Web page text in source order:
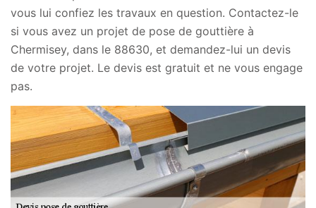
vous lui confiez les travaux en question. Contactez-le
si vous avez un projet de pose de gouttière à
Chermisey, dans le 88630, et demandez-lui un devis
de votre projet. Le devis est gratuit et ne vous engage
pas.